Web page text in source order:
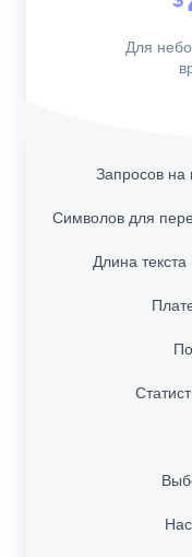
Для
Запросов на
Символов для
Длина текста